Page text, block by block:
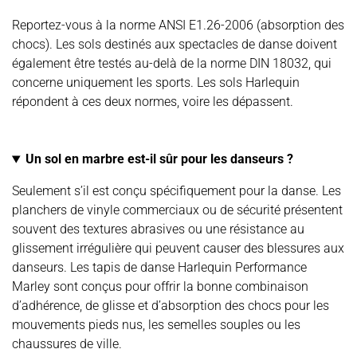
Reportez-vous à la norme ANSI E1.26-2006 (absorption des
chocs). Les sols destinés aux spectacles de danse doivent
également être testés au-delà de la norme DIN 18032, qui
concerne uniquement les sports. Les sols Harlequin
répondent à ces deux normes, voire les dépassent.
Un sol en marbre est-il sûr pour les danseurs ?
Seulement s’il est conçu spécifiquement pour la danse. Les
planchers de vinyle commerciaux ou de sécurité présentent
souvent des textures abrasives ou une résistance au
glissement irrégulière qui peuvent causer des blessures aux
danseurs. Les tapis de danse Harlequin Performance
Marley sont conçus pour offrir la bonne combinaison
d’adhérence, de glisse et d’absorption des chocs pour les
mouvements pieds nus, les semelles souples ou les
chaussures de ville.